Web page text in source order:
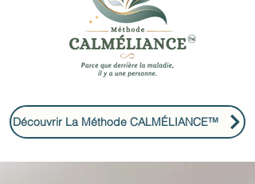
Découvrir La Méthode CALMÉLIANCE™